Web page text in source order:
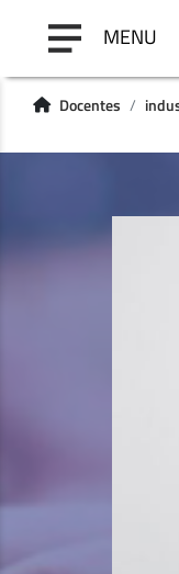
MENU
Docentes